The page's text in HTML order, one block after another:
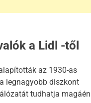
a Lidl -től
az 1930-as
legnagyobb diszkont
tudhatja